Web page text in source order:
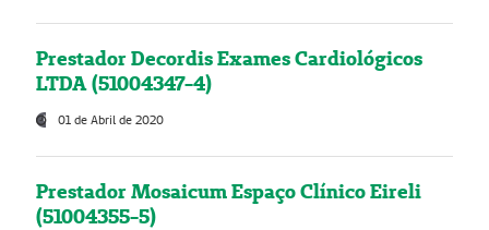
Prestador Decordis Exames Cardiológicos
LTDA (51004347-4)
01 de Abril de 2020
Prestador Mosaicum Espaço Clínico Eireli
(51004355-5)